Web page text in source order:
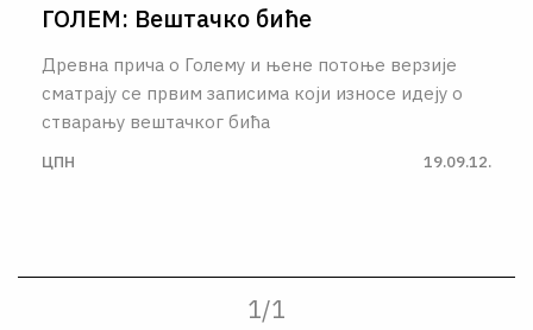
ГОЛЕМ: Вештачко биће
Древна прича о Голему и њене потоње верзије
сматрају се првим записима који износе идеју о
стварању вештачког бића
ЦПН 19.09.12.
1/1